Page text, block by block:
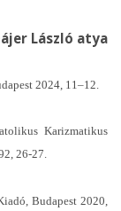
László atya
2024, 11–12.
Karizmatikus
26-27.
Budapest 2020,